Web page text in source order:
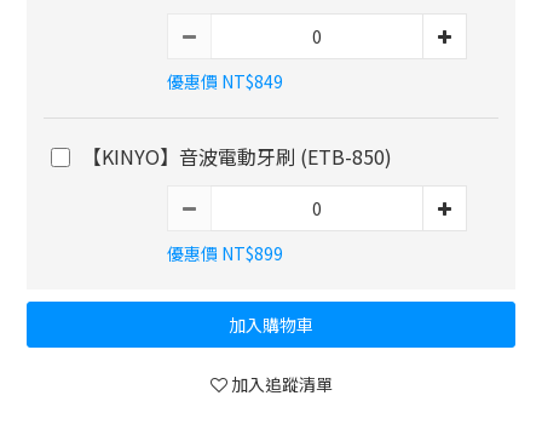
優惠價 NT$849
【KINYO】音波電動牙刷 (ETB-850)
優惠價 NT$899
加入購物車
加入追蹤清單